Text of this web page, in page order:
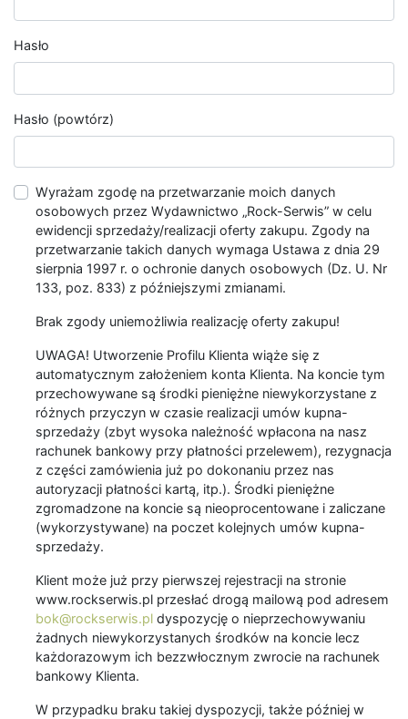
Hasło
Hasło (powtórz)
Wyrażam zgodę na przetwarzanie moich danych
osobowych przez Wydawnictwo „Rock-Serwis” w celu
ewidencji sprzedaży/realizacji oferty zakupu. Zgody na
przetwarzanie takich danych wymaga Ustawa z dnia 29
sierpnia 1997 r. o ochronie danych osobowych (Dz. U. Nr
133, poz. 833) z późniejszymi zmianami.
Brak zgody uniemożliwia realizację oferty zakupu!
UWAGA! Utworzenie Profilu Klienta wiąże się z
automatycznym założeniem konta Klienta. Na koncie tym
przechowywane są środki pieniężne niewykorzystane z
różnych przyczyn w czasie realizacji umów kupna-
sprzedaży (zbyt wysoka należność wpłacona na nasz
rachunek bankowy przy płatności przelewem), rezygnacja
z części zamówienia już po dokonaniu przez nas
autoryzacji płatności kartą, itp.). Środki pieniężne
zgromadzone na koncie są nieoprocentowane i zaliczane
(wykorzystywane) na poczet kolejnych umów kupna-
sprzedaży.
Klient może już przy pierwszej rejestracji na stronie
www.rockserwis.pl przesłać drogą mailową pod adresem
bok@rockserwis.pl dyspozycję o nieprzechowywaniu
żadnych niewykorzystanych środków na koncie lecz
każdorazowym ich bezzwłocznym zwrocie na rachunek
bankowy Klienta.
W przypadku braku takiej dyspozycji, także później w